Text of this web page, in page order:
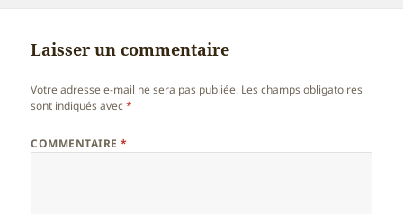
Laisser un commentaire
Votre adresse e-mail ne sera pas publiée. Les champs obligatoires
sont indiqués avec*
COMMENTAIRE*